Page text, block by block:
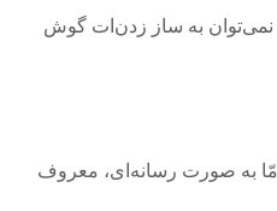
به ساز زدن‌ات گوش
اَمّا به صورت رسانه‌ای، معروف